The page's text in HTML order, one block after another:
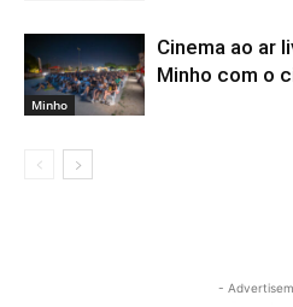
Minho
Cinema ao ar
Minho com o
-